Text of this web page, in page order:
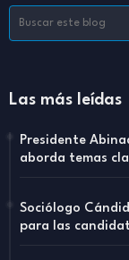
Las más leídas
Presidente
aborda temas
Sociólogo
para las